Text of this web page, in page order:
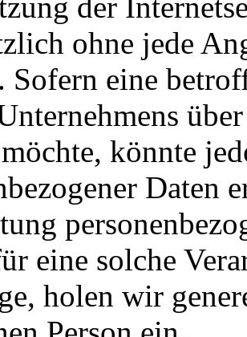
ohne jede
eine
könnte
Daten
eine solche
holen wir